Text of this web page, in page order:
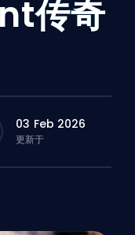
传奇
03 Feb 2026
更新于